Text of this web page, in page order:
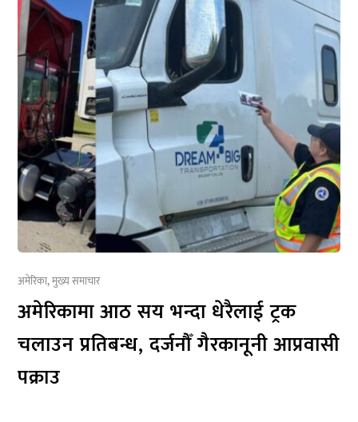
अमेरिका,मुख्य समाचार
अमेरिकामा आठ सय भन्दा धेरैलाई ट्रक
चलाउन प्रतिबन्ध, दर्जनौँ गैरकानूनी आप्रवासी
पक्राउ